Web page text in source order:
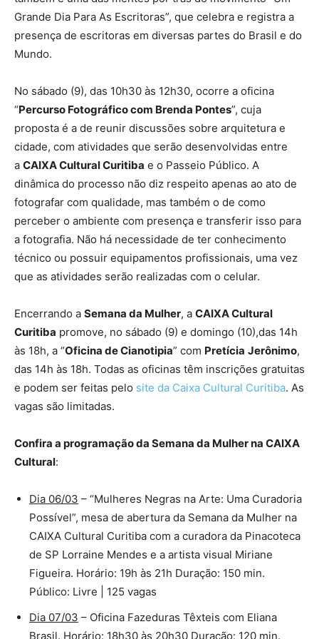
Grande Dia Para As Escritoras”, que celebra e registra a
presença de escritoras em diversas partes do Brasil e do
Mundo.
No sábado (9), das 10h30 às 12h30, ocorre a oficina
“Percurso Fotográfico com Brenda Pontes”, cuja
proposta é a de reunir discussões sobre arquitetura e
cidade, com atividades que serão desenvolvidas entre
a CAIXA Cultural Curitiba e o Passeio Público. A
dinâmica do processo não diz respeito apenas ao ato de
fotografar com qualidade, mas também o de como
perceber o ambiente com presença e transferir isso para
a fotografia. Não há necessidade de ter conhecimento
técnico ou possuir equipamentos profissionais, uma vez
que as atividades serão realizadas com o celular.
Encerrando a Semana da Mulher, a CAIXA Cultural
Curitiba promove, no sábado (9) e domingo (10),das 14h
às 18h, a “Oficina de Cianotipia” com Pretícia Jerônimo,
das 14h às 18h. Todas as oficinas têm inscrições gratuitas
e podem ser feitas pelo site da Caixa Cultural Curitiba. As
vagas são limitadas.
Confira a programação da Semana da Mulher na CAIXA
Cultural:
Dia 06/03 – “Mulheres Negras na Arte: Uma Curadoria
Possível”, mesa de abertura da Semana da Mulher na
CAIXA Cultural Curitiba com a curadora da Pinacoteca
de SP Lorraine Mendes e a artista visual Miriane
Figueira. Horário: 19h às 21h Duração: 150 min.
Público: Livre | 125 vagas
Dia 07/03 – Oficina Fazeduras Têxteis com Eliana
Brasil. Horário: 18h30 às 20h30 Duração: 120 min.